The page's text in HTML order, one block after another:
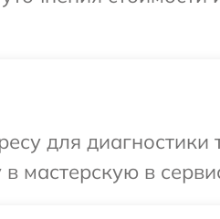
для диагностики
мастерскую в